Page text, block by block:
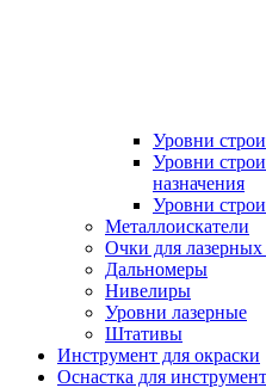
Уровни
Уровни
назначения
Уровни
Металлоискатели
Очки для
Дальномеры
Нивелиры
Уровни лазерные
Штативы
Инструмент для окраски
Оснастка для